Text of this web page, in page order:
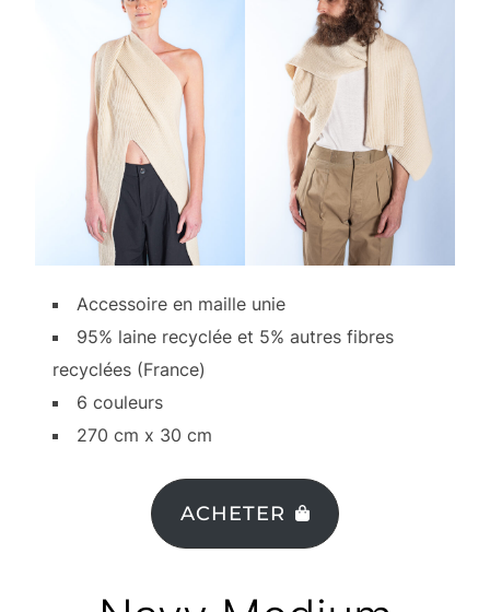
Accessoire en maille unie
95% laine recyclée et 5% autres fibres
recyclées (France)
6 couleurs
270 cm x 30 cm
ACHETER